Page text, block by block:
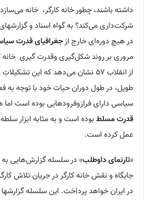
داشته باشند، چطور خانه کارگر، خانه
شرکت‌داری می‌کند؟ به گواه اسناد و
در هیچ دوره‌ای خارج ازجغرافیای قدرت
مروری بر روند شکل‌گیری وقدرت ‌گیری خانه
از انقلاب ۵۷ نشان می‌دهد که این
طویل، در طول دوران حیات خود با توجه به
سیاسی دارای فرازوفرودهایی بوده است
قدرت مسلط بوده است و به مثابه ابزار
عمل کرده است.
«تارنمای داوطلب» در سلسله گزارش‌هایی
جایگاه و نقش خانه کارگر در جریان تلاش
در ایران خواهد پرداخت. این سلسله